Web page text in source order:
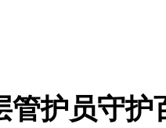
管护员守护